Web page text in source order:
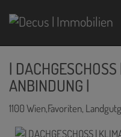
|
ANBINDUNG |
1100 Wien,Favoriten,